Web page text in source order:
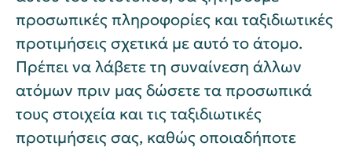
προσωπικές πληροφορίες και ταξιδιωτικές
προτιμήσεις σχετικά με αυτό το άτομο.
Πρέπει να λάβετε τη συναίνεση άλλων
ατόμων πριν μας δώσετε τα προσωπικά
τους στοιχεία και τις ταξιδιωτικές
προτιμήσεις σας, καθώς οποιαδήποτε